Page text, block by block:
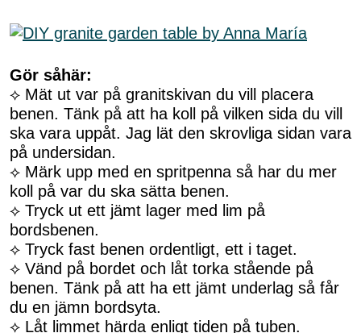
Gör såhär:
⟡ Mät ut var på granitskivan du vill placera
benen. Tänk på att ha koll på vilken sida du vill
ska vara uppåt. Jag lät den skrovliga sidan vara
på undersidan.
⟡ Märk upp med en spritpenna så har du mer
koll på var du ska sätta benen.
⟡ Tryck ut ett jämt lager med lim på
bordsbenen.
⟡ Tryck fast benen ordentligt, ett i taget.
⟡ Vänd på bordet och låt torka stående på
benen. Tänk på att ha ett jämt underlag så får
du en jämn bordsyta.
⟡ Låt limmet härda enligt tiden på tuben.